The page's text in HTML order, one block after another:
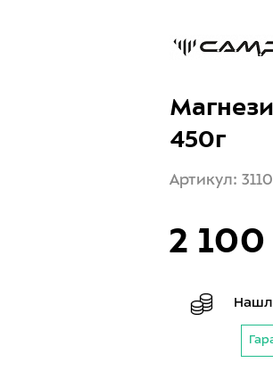
450г
Артикул:
2